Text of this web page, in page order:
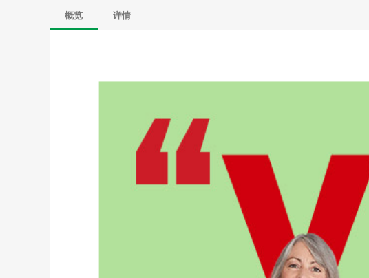
概览 详情